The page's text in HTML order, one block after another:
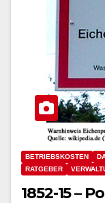
BETRIEBSKOSTEN
RATGEBER
1852-15 –